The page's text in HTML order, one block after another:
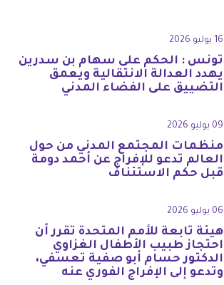
16 يوليو 2026
تونس : الحكم على سهام بن سدرين
يهدد العدالة الانتقالية ويعمق
التضييق على الفضاء المدني
09 يوليو 2026
منظمات المجتمع المدني من حول
العالم تدعو للإفراج عن أحمد دومة
قبل حكم الاستئناف
06 يوليو 2026
هيئة تابعة للأمم المتحدة تقرر أن
احتجاز طبيب الأطفال الغزاوي
الدكتور حسام أبو صفية تعسفي،
وتدعو إلى الإفراج الفوري عنه